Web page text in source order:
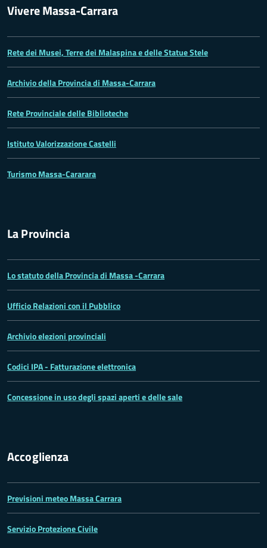
Vivere Massa-Carrara
Rete dei Musei, Terre dei Malaspina e delle Statue Stele
Archivio della Provincia di Massa-Carrara
Rete Provinciale delle Biblioteche
Istituto Valorizzazione Castelli
Turismo Massa-Cararara
La Provincia
Lo statuto della Provincia di Massa -Carrara
Ufficio Relazioni con il Pubblico
Archivio elezioni provinciali
Codici IPA - Fatturazione elettronica
Concessione in uso degli spazi aperti e delle sale
Accoglienza
Previsioni meteo Massa Carrara
Servizio Protezione Civile